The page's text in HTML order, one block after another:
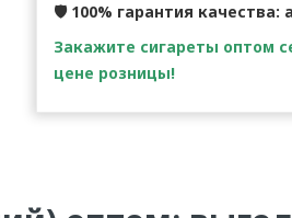
🛡 100% гарантия
Закажите сигареты оптом
цене розницы!